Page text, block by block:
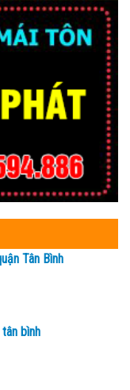
Tân Bình
bình